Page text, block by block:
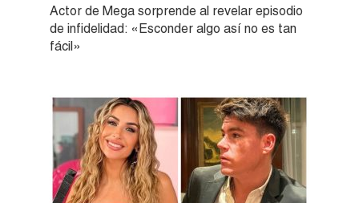
Actor de Mega sorprende al revelar episodio
de infidelidad: «Esconder algo así no es tan
fácil»